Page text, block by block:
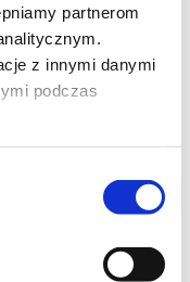
partnerom
z innymi danymi
podczas